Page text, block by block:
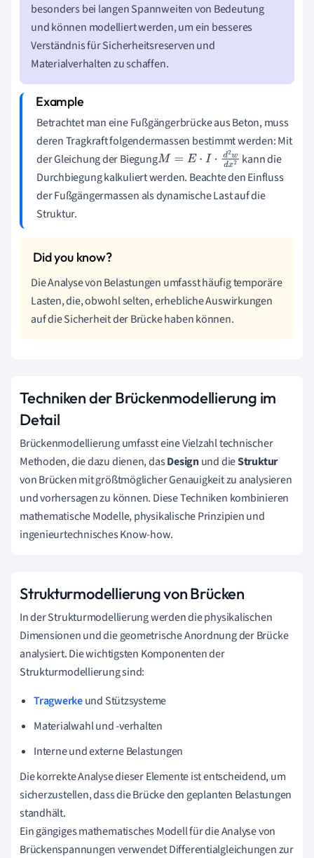
besonders bei langen Spannweiten von Bedeutung
und können modelliert werden, um ein besseres
Verständnis für Sicherheitsreserven und
Materialverhalten zu schaffen.
Betrachtet man eine Fußgängerbrücke aus Beton, muss
deren Tragkraft folgendermassen bestimmt werden: Mit
der Gleichung der BiegungM= E⋅I⋅ d2 wd x2
kann die
Durchbiegung kalkuliert werden. Beachte den Einfluss
der Fußgängermassen als dynamische Last auf die
Struktur.
Die Analyse von Belastungen umfasst häufig temporäre
Lasten, die, obwohl selten, erhebliche Auswirkungen
auf die Sicherheit der Brücke haben können.
Techniken der Brückenmodellierung im
Detail
Brückenmodellierung umfasst eine Vielzahl technischer
Methoden, die dazu dienen, dasDesignund dieStruktur
von Brücken mit größtmöglicher Genauigkeit zu analysieren
und vorhersagen zu können. Diese Techniken kombinieren
mathematische Modelle, physikalische Prinzipien und
ingenieurtechnisches Know-how.
Strukturmodellierung von Brücken
In der Strukturmodellierung werden die physikalischen
Dimensionen und die geometrische Anordnung der Brücke
analysiert. Die wichtigsten Komponenten der
Strukturmodellierung sind:
Tragwerkeund Stützsysteme
Materialwahl und -verhalten
Interne und externe Belastungen
Die korrekte Analyse dieser Elemente ist entscheidend, um
sicherzustellen, dass die Brücke den geplanten Belastungen
standhält.
Ein gängiges mathematisches Modell für die Analyse von
Brückenspannungen verwendet Differentialgleichungen zur